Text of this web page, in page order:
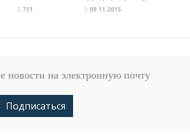
711 09.11.2015
новости на электронную почту
Подписаться